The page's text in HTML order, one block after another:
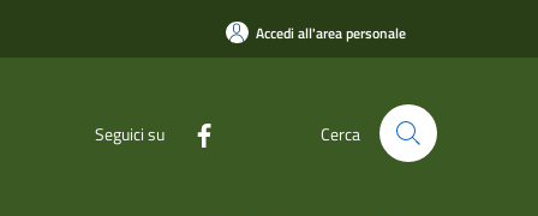
Accedi all'area personale
Seguici su Cerca